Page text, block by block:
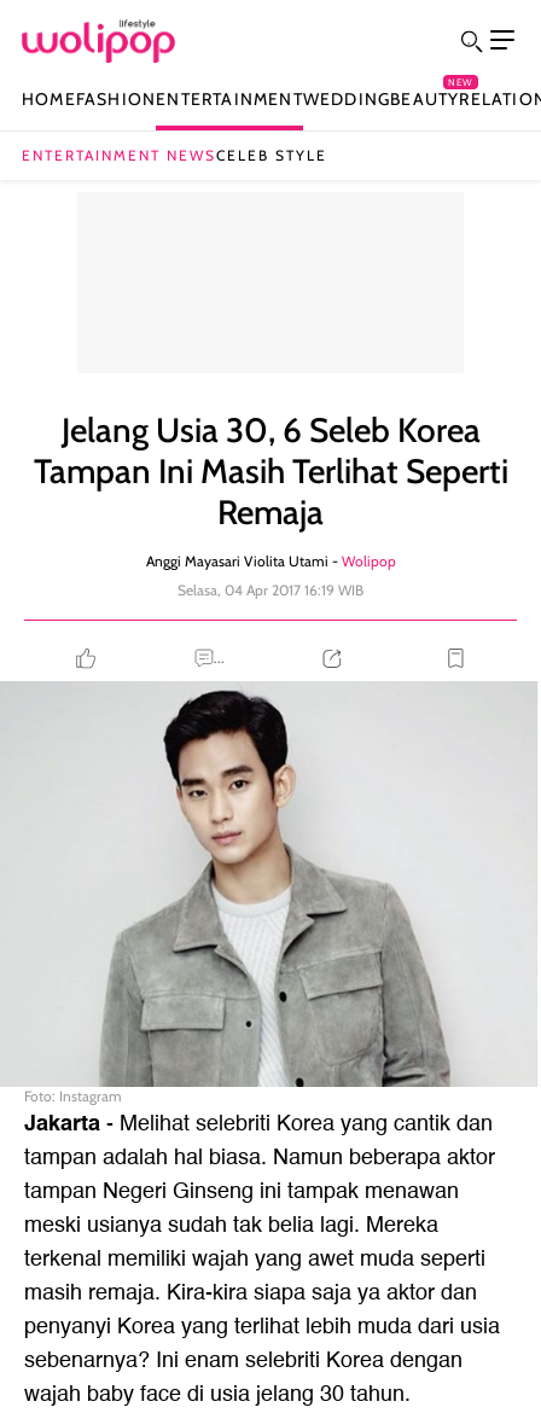
HOMEFASHIONENTERTAINMENTWEDDINGBEAUTY
NEW
ENTERTAINMENT NEWSCELEB STYLE
Jelang Usia 30, 6 Seleb Korea
Tampan Ini Masih Terlihat Seperti
Remaja
Anggi Mayasari Violita Utami - Wolipop
Selasa, 04 Apr 2017 16:19 WIB
...
Foto: Instagram
Jakarta- Melihat selebriti Korea yang cantik dan
tampan adalah hal biasa. Namun beberapa aktor
tampan Negeri Ginseng ini tampak menawan
meski usianya sudah tak belia lagi. Mereka
terkenal memiliki wajah yang awet muda seperti
masih remaja. Kira-kira siapa saja ya aktor dan
penyanyi Korea yang terlihat lebih muda dari usia
sebenarnya? Ini enam selebriti Korea dengan
wajah baby face di usia jelang 30 tahun.